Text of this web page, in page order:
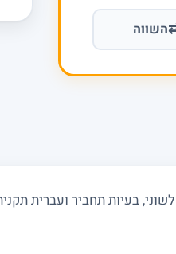
השווה
בעיות תחביר ועברית